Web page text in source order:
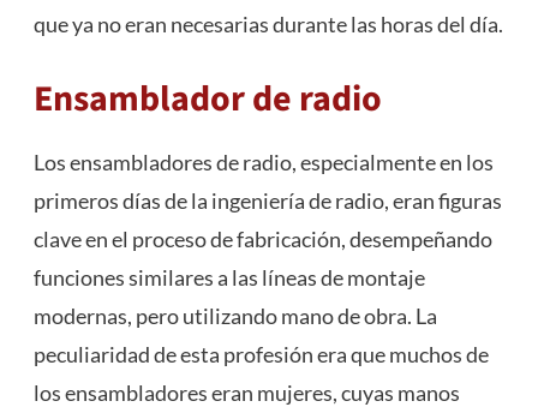
que ya no eran necesarias durante las horas del día.
Ensamblador de radio
Los ensambladores de radio, especialmente en los
primeros días de la ingeniería de radio, eran figuras
clave en el proceso de fabricación, desempeñando
funciones similares a las líneas de montaje
modernas, pero utilizando mano de obra. La
peculiaridad de esta profesión era que muchos de
los ensambladores eran mujeres, cuyas manos